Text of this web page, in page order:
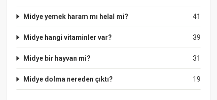
41
Midye yemek haram mı helal mi?
39
Midye hangi vitaminler var?
31
Midye bir hayvan mi?
19
Midye dolma nereden çıktı?